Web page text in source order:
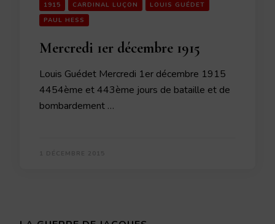
1915 CARDINAL LUÇON
LOUIS GUÉDET
PAUL HESS
Mercredi 1er décembre 1915
Louis Guédet Mercredi 1er décembre 1915
4454ème et 443ème jours de bataille et de
bombardement …